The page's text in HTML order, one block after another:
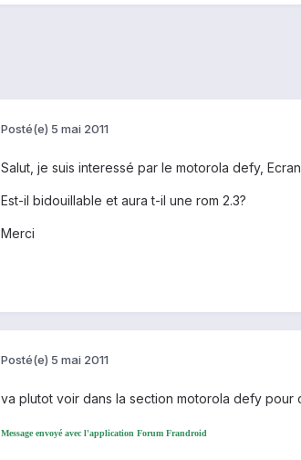
Posté(e) 5 mai 2011
Salut, je suis interessé par le motorola defy,
Est-il bidouillable et aura t-il une rom 2.3?
Merci
Posté(e) 5 mai 2011
va plutot voir dans la section motorola defy pour
Message envoyé avec l'application Forum Frandroid